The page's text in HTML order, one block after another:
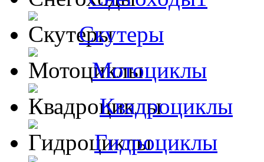
Скутеры
Мотоциклы
Квадроциклы
Гидроциклы